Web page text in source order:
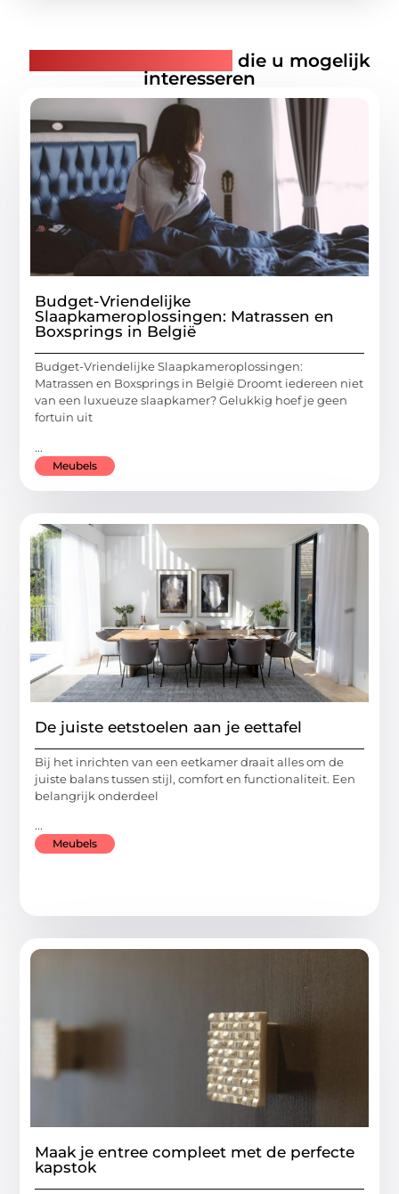
die u mogelijk
interesseren
Budget-Vriendelijke
Slaapkameroplossingen: Matrassen en
Boxsprings in België
Budget-Vriendelijke Slaapkameroplossingen:
Matrassen en Boxsprings in België Droomt iedereen niet
van een luxueuze slaapkamer? Gelukkig hoef je geen
fortuin uit
...
Meubels
De juiste eetstoelen aan je eettafel
Bij het inrichten van een eetkamer draait alles om de
juiste balans tussen stijl, comfort en functionaliteit. Een
belangrijk onderdeel
...
Meubels
Maak je entree compleet met de perfecte
kapstok